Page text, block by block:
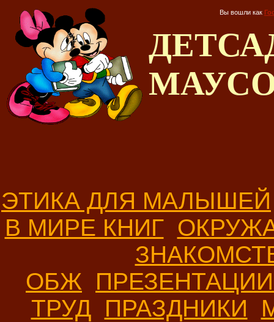
Вы вошли как
ЭТИКА ДЛЯ МАЛЫШЕЙ
В МИРЕ КНИГ
ОБЖ
ТРУД ПРАЗДНИКИ